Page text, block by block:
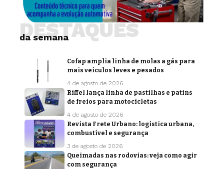
da semana
DESTAQUES
Cofap amplia linha de molas a gás para
mais veículos leves e pesados
4 de agosto de 2026
Riffel lança linha de pastilhas e patins
de freios para motocicletas
4 de agosto de 2026
Revista Frete Urbano: logística urbana,
combustível e segurança
3 de agosto de 2026
Queimadas nas rodovias: veja como agir
com segurança